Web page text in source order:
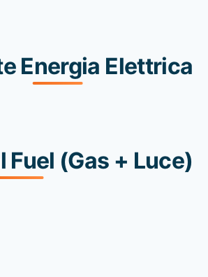
Energia Elettrica
(Gas + Luce)